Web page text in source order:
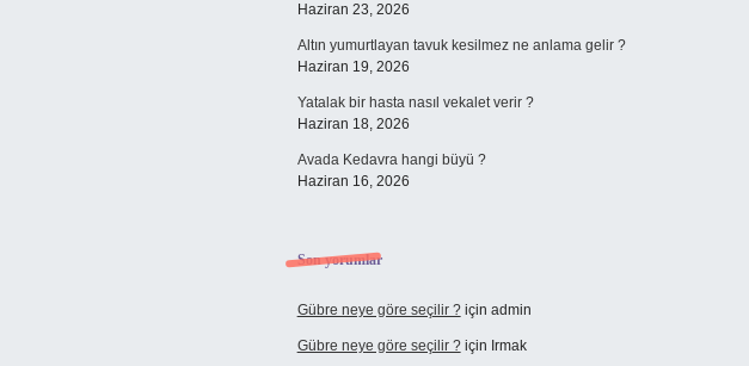
Haziran 23, 2026
Altın yumurtlayan tavuk kesilmez ne anlama gelir ?
Haziran 19, 2026
Yatalak bir hasta nasıl vekalet verir ?
Haziran 18, 2026
Avada Kedavra hangi büyü ?
Haziran 16, 2026
Son yorumlar
Gübre neye göre seçilir ?için admin
Gübre neye göre seçilir ?için Irmak